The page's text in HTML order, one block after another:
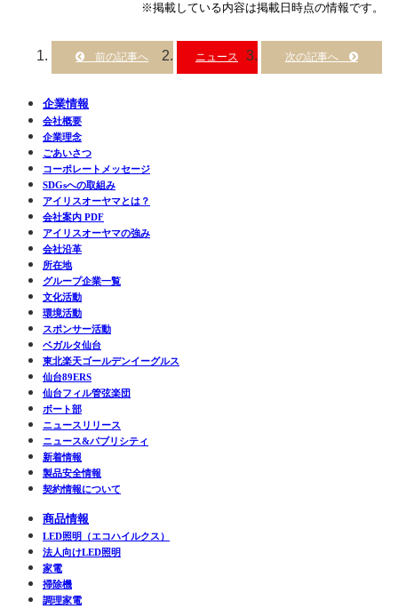
※掲載している内容は掲載日時点の情報です。
ニュース
企業情報
会社概要
企業理念
ごあいさつ
コーポレートメッセージ
SDGsへの取組み
アイリスオーヤマとは？
会社案内 PDF
アイリスオーヤマの強み
会社沿革
所在地
グループ企業一覧
文化活動
環境活動
スポンサー活動
ベガルタ仙台
東北楽天ゴールデンイーグルス
仙台89ERS
仙台フィル管弦楽団
ボート部
ニュースリリース
ニュース&パブリシティ
新着情報
製品安全情報
契約情報について
商品情報
LED照明（エコハイルクス）
法人向けLED照明
家電
掃除機
調理家電